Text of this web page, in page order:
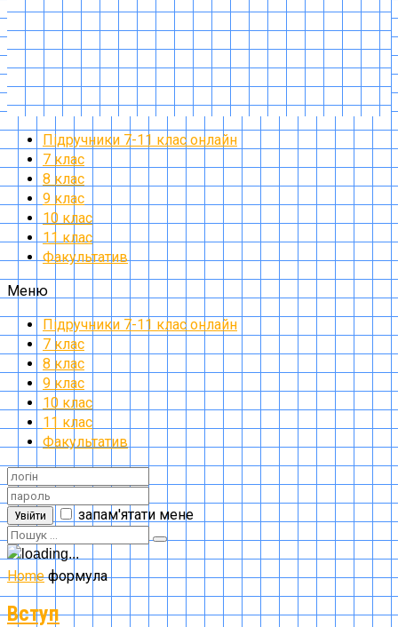
Підручники 7-11 клас онлайн
7 клас
8 клас
9 клас
10 клас
11 клас
Факультатив
Меню
Підручники 7-11 клас онлайн
7 клас
8 клас
9 клас
10 клас
11 клас
Факультатив
Увійти запам'ятати мене
Home формула
Вступ